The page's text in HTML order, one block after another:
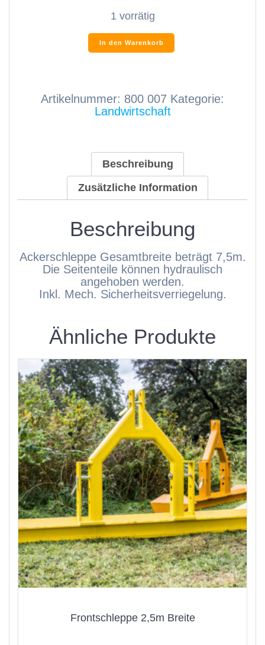
1 vorrätig
Ackerschleppe
7,5m
In den Warenkorb
Artikelnummer: 800 007 Kategorie:
Landwirtschaft
Beschreibung
Zusätzliche Information
Beschreibung
Ackerschleppe Gesamtbreite beträgt 7,5m.
Die Seitenteile können hydraulisch
angehoben werden.
Inkl. Mech. Sicherheitsverriegelung.
Ähnliche Produkte
Frontschleppe 2,5m Breite